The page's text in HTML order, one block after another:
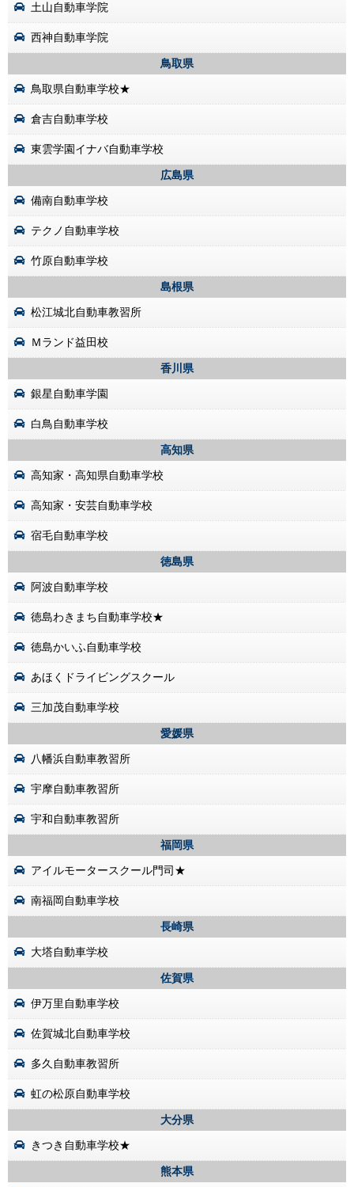
土山自動車学院
西神自動車学院
鳥取県
鳥取県自動車学校★
倉吉自動車学校
東雲学園イナバ自動車学校
広島県
備南自動車学校
テクノ自動車学校
竹原自動車学校
島根県
松江城北自動車教習所
Ｍランド益田校
香川県
銀星自動車学園
白鳥自動車学校
高知県
高知家・高知県自動車学校
高知家・安芸自動車学校
宿毛自動車学校
徳島県
阿波自動車学校
徳島わきまち自動車学校★
徳島かいふ自動車学校
あほくドライビングスクール
三加茂自動車学校
愛媛県
八幡浜自動車教習所
宇摩自動車教習所
宇和自動車教習所
福岡県
アイルモータースクール門司★
南福岡自動車学校
長崎県
大塔自動車学校
佐賀県
伊万里自動車学校
佐賀城北自動車学校
多久自動車教習所
虹の松原自動車学校
大分県
きつき自動車学校★
熊本県